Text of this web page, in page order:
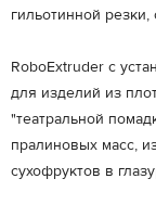
гильотинной
RoboExtruder с
для изделий из
"театральной
пралиновых масс,
сухофруктов в